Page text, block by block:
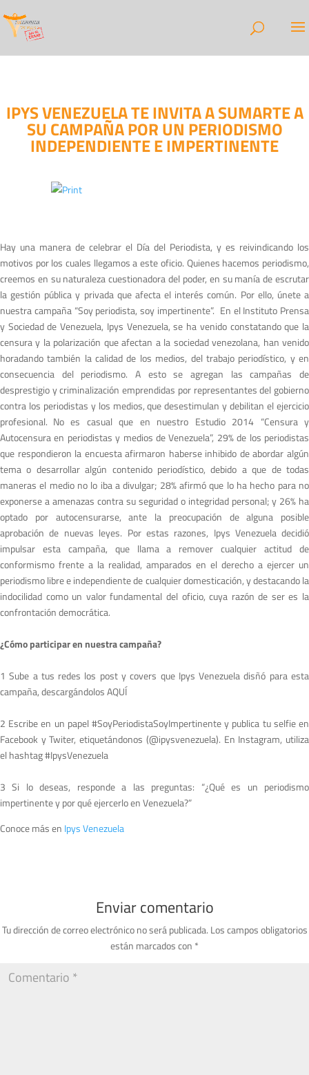
IPYS VENEZUELA TE INVITA A SUMARTE A
SU CAMPAÑA POR UN PERIODISMO
INDEPENDIENTE E IMPERTINENTE
Hay una manera de celebrar el Día del Periodista, y es reivindicando los
motivos por los cuales llegamos a este oficio. Quienes hacemos periodismo,
creemos en su naturaleza cuestionadora del poder, en su manía de escrutar
la gestión pública y privada que afecta el interés común. Por ello, únete a
nuestra campaña “Soy periodista, soy impertinente”. En el Instituto Prensa
y Sociedad de Venezuela, Ipys Venezuela, se ha venido constatando que la
censura y la polarización que afectan a la sociedad venezolana, han venido
horadando también la calidad de los medios, del trabajo periodístico, y en
consecuencia del periodismo. A esto se agregan las campañas de
desprestigio y criminalización emprendidas por representantes del gobierno
contra los periodistas y los medios, que desestimulan y debilitan el ejercicio
profesional. No es casual que en nuestro Estudio 2014 “Censura y
Autocensura en periodistas y medios de Venezuela”, 29% de los periodistas
que respondieron la encuesta afirmaron haberse inhibido de abordar algún
tema o desarrollar algún contenido periodístico, debido a que de todas
maneras el medio no lo iba a divulgar; 28% afirmó que lo ha hecho para no
exponerse a amenazas contra su seguridad o integridad personal; y 26% ha
optado por autocensurarse, ante la preocupación de alguna posible
aprobación de nuevas leyes. Por estas razones, Ipys Venezuela decidió
impulsar esta campaña, que llama a remover cualquier actitud de
conformismo frente a la realidad, amparados en el derecho a ejercer un
periodismo libre e independiente de cualquier domesticación, y destacando la
indocilidad como un valor fundamental del oficio, cuya razón de ser es la
confrontación democrática.
¿Cómo participar en nuestra campaña?
1 Sube a tus redes los post y covers que Ipys Venezuela disñó para esta
campaña, descargándolos AQUÍ
2 Escribe en un papel #SoyPeriodistaSoyImpertinente y publica tu selfie en
Facebook y Twiter, etiquetándonos (@ipysvenezuela). En Instagram, utiliza
el hashtag #IpysVenezuela
3 Si lo deseas, responde a las preguntas: “¿Qué es un periodismo
impertinente y por qué ejercerlo en Venezuela?”
Conoce más en Ipys Venezuela
Enviar comentario
Tu dirección de correo electrónico no será publicada. Los campos obligatorios
están marcados con *